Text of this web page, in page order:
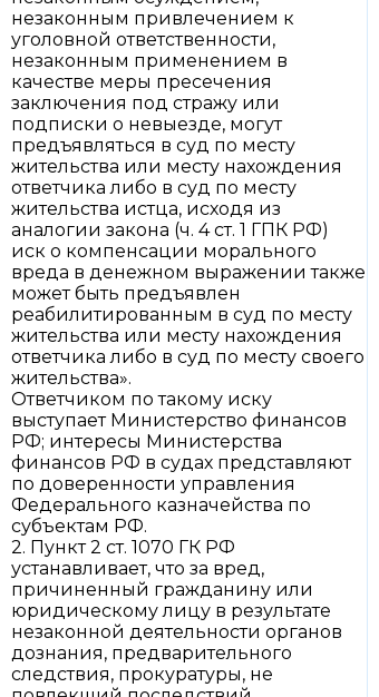
незаконным привлечением к
уголовной ответственности,
незаконным применением в
качестве меры пресечения
заключения под стражу или
подписки о невыезде, могут
предъявляться в суд по месту
жительства или месту нахождения
ответчика либо в суд по месту
жительства истца, исходя из
аналогии закона (ч. 4 ст. 1 ГПК РФ)
иск о компенсации морального
вреда в денежном выражении также
может быть предъявлен
реабилитированным в суд по месту
жительства или месту нахождения
ответчика либо в суд по месту своего
жительства».
Ответчиком по такому иску
выступает Министерство финансов
РФ; интересы Министерства
финансов РФ в судах представляют
по доверенности управления
Федерального казначейства по
субъектам РФ.
2. Пункт 2 ст. 1070 ГК РФ
устанавливает, что за вред,
причиненный гражданину или
юридическому лицу в результате
незаконной деятельности органов
дознания, предварительного
следствия, прокуратуры, не